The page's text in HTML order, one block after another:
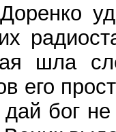
шла
его
бог не